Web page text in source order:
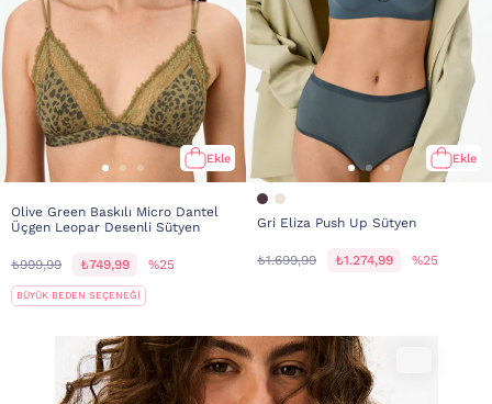
Ekle
Olive Green Baskılı Micro Dantel
Üçgen Leopar Desenli Sütyen
₺999,99 ₺749,99 %25
BÜYÜK BEDEN SEÇENEĞİ
Ekle
Gri Eliza Push Up Sütyen
₺1.699,99 ₺1.274,99 %25